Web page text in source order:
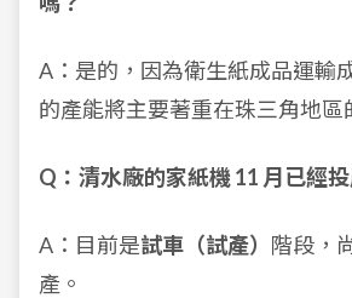
A：是的，因為衛生紙成品運輸
的產能將主要著重在珠三角地區
Q：清水廠的家紙機 11 月已經
A：目前是試車（試產） 階段，
產。